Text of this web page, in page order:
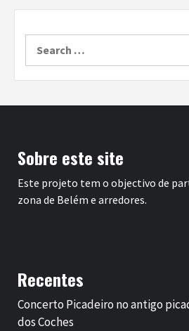
Sobre este site
Este projeto tem o objectivo de
zona de Belém e arredores.
Recentes
Concerto Picadeiro no antigo
dos Coches